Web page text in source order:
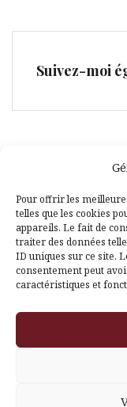
Pour offrir les
telles que les cookies
appareils. Le fait de
traiter des données
ID uniques sur ce site.
consentement peut
caractéristiques et
Suivez-moi